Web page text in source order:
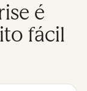
é
fácil